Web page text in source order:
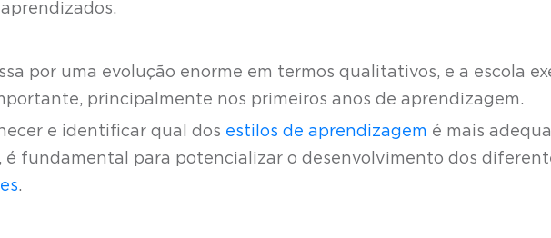
por uma evolução enorme em termos qualitativos, e a escola
principalmente nos primeiros anos de aprendizagem.
e identificar qual dos estilos de aprendizagem é mais
é fundamental para potencializar o desenvolvimento dos
.